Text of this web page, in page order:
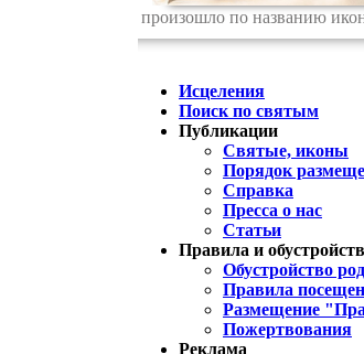
произошло по названию
Исцеления
Поиск по святым
Публикации
Святые, иконы
Порядок
Справка
Пресса о нас
Статьи
Правила и
Обустройство
Правила
Размещение
Пожертвования
Реклама